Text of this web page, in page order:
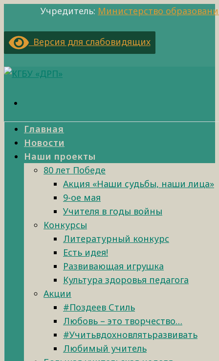
Учредитель: Министерство
Версия для слабовидящих
Главная
Новости
Наши проекты
80 лет Победе
Акция «Наши судьбы, наши лица»
9-ое мая
Учителя в годы войны
Конкурсы
Литературный конкурс
Есть идея!
Развивающая игрушка
Культура здоровья педагога
Акции
#Поздеев Стиль
Любовь – это творчество…
#Учитьвдохновлятьразвивать
Любимый учитель